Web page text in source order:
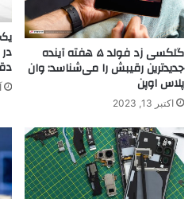
گلکسی زد فولد ۵ هفته آینده
جدیدترین رقیبش را می‌شناسد: وان
پلاس اوپن
اکتبر 13, 2023